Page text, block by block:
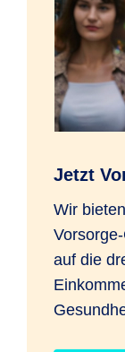
Jetzt
Wir
auf die